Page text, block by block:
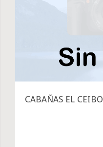
CABAÑAS EL CEIBO